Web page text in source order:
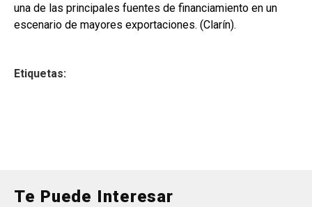
una de las principales fuentes de financiamiento en un
escenario de mayores exportaciones. (Clarín).
Etiquetas:
Te Puede Interesar